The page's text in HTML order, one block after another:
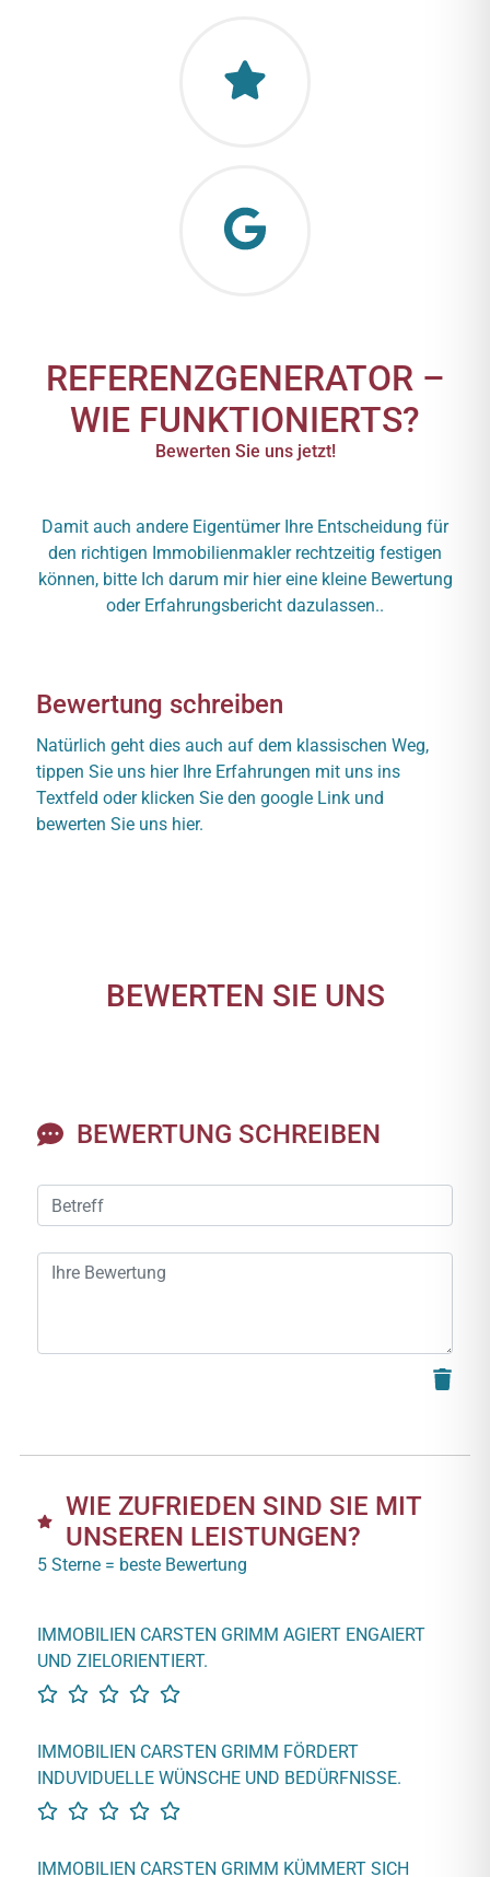
REFERENZGENERATOR –
WIE FUNKTIONIERTS?
Bewerten Sie uns jetzt!
Damit auch andere Eigentümer Ihre Entscheidung für
den richtigen Immobilienmakler rechtzeitig festigen
können, bitte Ich darum mir hier eine kleine Bewertung
oder Erfahrungsbericht dazulassen..
Bewertung schreiben
Natürlich geht dies auch auf dem klassischen Weg,
tippen Sie uns hier Ihre Erfahrungen mit uns ins
Textfeld oder klicken Sie den google Link und
bewerten Sie uns hier.
BEWERTEN SIE UNS
BEWERTUNG SCHREIBEN
WIE ZUFRIEDEN SIND SIE MIT
UNSEREN LEISTUNGEN?
5 Sterne = beste Bewertung
IMMOBILIEN CARSTEN GRIMM AGIERT ENGAIERT
UND ZIELORIENTIERT.
IMMOBILIEN CARSTEN GRIMM FÖRDERT
INDUVIDUELLE WÜNSCHE UND BEDÜRFNISSE.
IMMOBILIEN CARSTEN GRIMM KÜMMERT SICH